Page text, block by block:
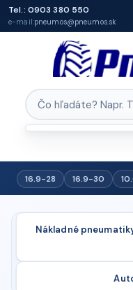
Tel.: 0903 380 550
e-mail:pneumos@pneumos.sk
16.9-28 16.9-30
Nákladné